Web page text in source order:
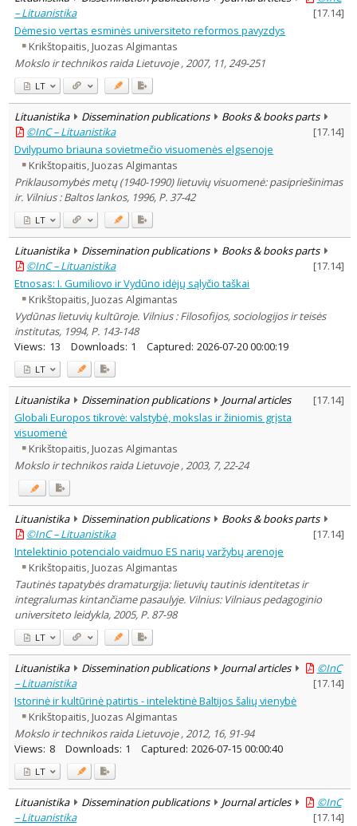
– Lituanistika
[17.14]
Dėmesio vertas esminės universiteto reformos pavyzdys
Krikštopaitis, Juozas Algimantas
Mokslo ir technikos raida Lietuvoje , 2007, 11, 249-251
LT
Lituanistika Dissemination publications
Books & books parts
©InC – Lituanistika
[17.14]
Dvilypumo briauna sovietmečio visuomenės elgsenoje
Krikštopaitis, Juozas Algimantas
Priklausomybės metų (1940-1990) lietuvių visuomenė: pasipriešinimas
ir. Vilnius : Baltos lankos, 1996, P. 37-42
LT
Lituanistika Dissemination publications
Books & books parts
©InC – Lituanistika
[17.14]
Etnosas: I. Gumiliovo ir Vydūno idėjų sąlyčio taškai
Krikštopaitis, Juozas Algimantas
Vydūnas lietuvių kultūroje. Vilnius : Filosofijos, sociologijos ir teisės
institutas, 1994, P. 143-148
Views: 13 Downloads: 1 Captured: 2026-07-20 00:00:19
LT
Lituanistika Dissemination publications Journal articles [17.14]
Globali Europos tikrovė: valstybė, mokslas ir žiniomis grįsta
visuomenė
Krikštopaitis, Juozas Algimantas
Mokslo ir technikos raida Lietuvoje , 2003, 7, 22-24
Lituanistika Dissemination publications
Books & books parts
©InC – Lituanistika
[17.14]
Intelektinio potencialo vaidmuo ES narių varžybų arenoje
Krikštopaitis, Juozas Algimantas
Tautinės tapatybės dramaturgija: lietuvių tautinis identitetas ir
integralumas kintančiame pasaulyje. Vilnius: Vilniaus pedagoginio
universiteto leidykla, 2005, P. 87-98
LT
Lituanistika Dissemination publications Journal articles
©InC
– Lituanistika
[17.14]
Istorinė ir kultūrinė patirtis - intelektinė Baltijos šalių vienybė
Krikštopaitis, Juozas Algimantas
Mokslo ir technikos raida Lietuvoje , 2012, 16, 91-94
Views: 8 Downloads: 1 Captured: 2026-07-15 00:00:40
LT
Lituanistika Dissemination publications Journal articles
©InC
– Lituanistika
[17.14]